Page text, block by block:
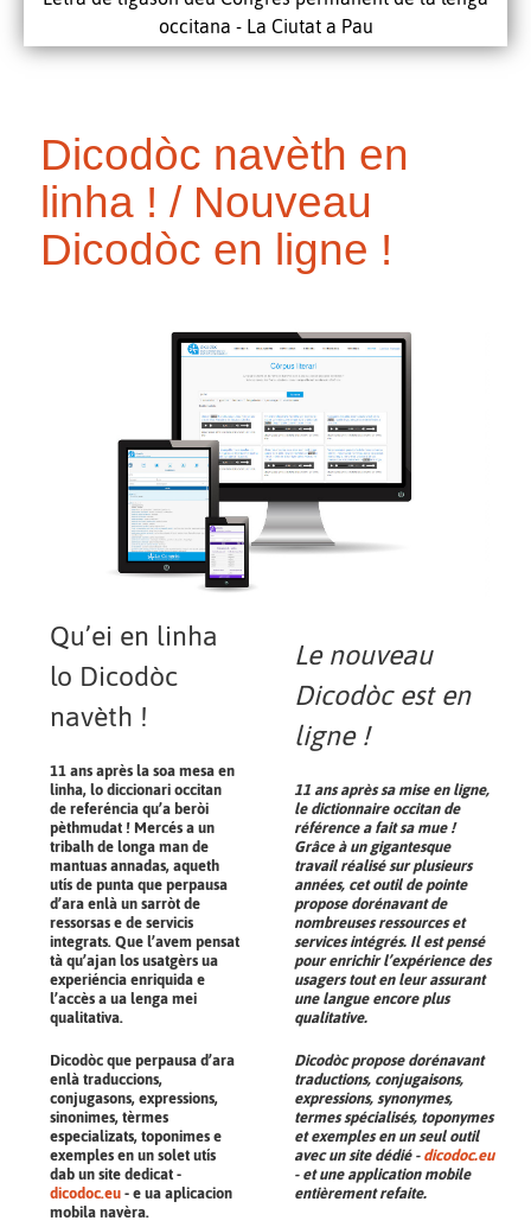
occitana - La Ciutat a Pau
Dicodòc navèth en
linha ! / Nouveau
Dicodòc en ligne !
Qu’ei en linha
lo Dicodòc
navèth !
11 ans après la soa mesa en
linha, lo diccionari occitan
de referéncia qu’a beròi
pèthmudat ! Mercés a un
tribalh de longa man de
mantuas annadas, aqueth
utís de punta que perpausa
d’ara enlà un sarròt de
ressorsas e de servicis
integrats. Que l’avem pensat
tà qu’ajan los usatgèrs ua
experiéncia enriquida e
l’accès a ua lenga mei
qualitativa.
Dicodòc que perpausa d’ara
enlà traduccions,
conjugasons, expressions,
sinonimes, tèrmes
especializats, toponimes e
exemples en un solet utís
dab un site dedicat -
dicodoc.eu - e ua aplicacion
mobila navèra.
Le nouveau
Dicodòc est en
ligne !
11 ans après sa mise en ligne,
le dictionnaire occitan de
référence a fait sa mue !
Grâce à un gigantesque
travail réalisé sur plusieurs
années, cet outil de pointe
propose dorénavant de
nombreuses ressources et
services intégrés. Il est pensé
pour enrichir l’expérience des
usagers tout en leur assurant
une langue encore plus
qualitative.
Dicodòc propose dorénavant
traductions, conjugaisons,
expressions, synonymes,
termes spécialisés, toponymes
et exemples en un seul outil
avec un site dédié - dicodoc.eu
- et une application mobile
entièrement refaite.